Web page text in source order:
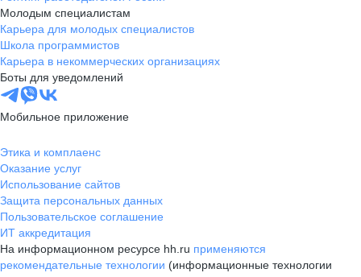
Молодым специалистам
Карьера для молодых специалистов
Школа программистов
Карьера в некоммерческих организациях
Боты для уведомлений
Мобильное приложение
Этика и комплаенс
Оказание услуг
Использование сайтов
Защита персональных данных
Пользовательское соглашение
ИТ аккредитация
На информационном ресурсе hh.ru применяются
рекомендательные технологии (информационные технологии